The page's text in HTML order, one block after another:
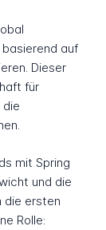
auf
Dieser
für
mit Spring
und die
die ersten
Rolle: